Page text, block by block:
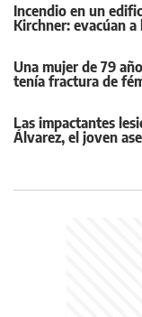
Incendio en un
Kirchner: evacúan a
Una mujer de 79
tenía fractura de
Las impactantes
Álvarez, el joven